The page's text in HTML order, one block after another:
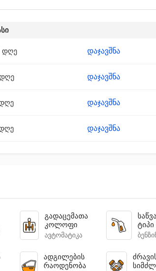
დღე დაჯავშნა
დაჯავშნა
დაჯავშნა
დაჯავშნა
გადაცემათა
კოლოფი
ავტომატიკა
ტიპი
ადგილების
რაოდენობა